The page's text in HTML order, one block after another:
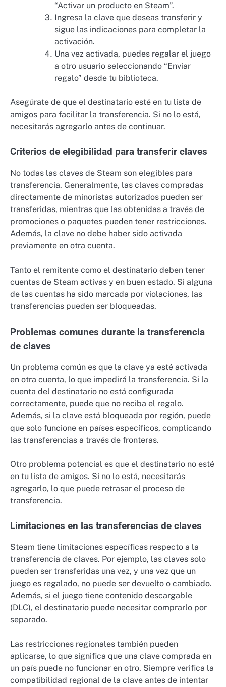
“Activar un producto en Steam”.
Ingresa la clave que deseas transferir y
sigue las indicaciones para completar la
activación.
Una vez activada, puedes regalar el juego
a otro usuario seleccionando “Enviar
regalo” desde tu biblioteca.
Asegúrate de que el destinatario esté en tu lista de
amigos para facilitar la transferencia. Si no lo está,
necesitarás agregarlo antes de continuar.
Criterios de elegibilidad para transferir claves
No todas las claves de Steam son elegibles para
transferencia. Generalmente, las claves compradas
directamente de minoristas autorizados pueden ser
transferidas, mientras que las obtenidas a través de
promociones o paquetes pueden tener restricciones.
Además, la clave no debe haber sido activada
previamente en otra cuenta.
Tanto el remitente como el destinatario deben tener
cuentas de Steam activas y en buen estado. Si alguna
de las cuentas ha sido marcada por violaciones, las
transferencias pueden ser bloqueadas.
Problemas comunes durante la transferencia
de claves
Un problema común es que la clave ya esté activada
en otra cuenta, lo que impedirá la transferencia. Si la
cuenta del destinatario no está configurada
correctamente, puede que no reciba el regalo.
Además, si la clave está bloqueada por región, puede
que solo funcione en países específicos, complicando
las transferencias a través de fronteras.
Otro problema potencial es que el destinatario no esté
en tu lista de amigos. Si no lo está, necesitarás
agregarlo, lo que puede retrasar el proceso de
transferencia.
Limitaciones en las transferencias de claves
Steam tiene limitaciones específicas respecto a la
transferencia de claves. Por ejemplo, las claves solo
pueden ser transferidas una vez, y una vez que un
juego es regalado, no puede ser devuelto o cambiado.
Además, si el juego tiene contenido descargable
(DLC), el destinatario puede necesitar comprarlo por
separado.
Las restricciones regionales también pueden
aplicarse, lo que significa que una clave comprada en
un país puede no funcionar en otro. Siempre verifica la
compatibilidad regional de la clave antes de intentar